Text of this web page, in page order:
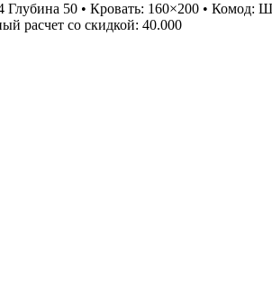
50 • Кровать: 160×200 • Комод:
расчет со скидкой: 40.000